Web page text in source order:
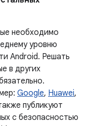
необходимо
уровню
Android. Решать
в других
Google, Huawei,
публикуют
с безопасностью